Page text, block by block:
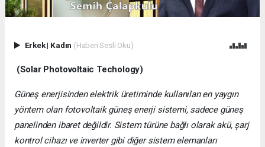
Erkek| Kadın (Haberi Sesli Oku)
(Solar Photovoltaic Techology)
Güneş enerjisinden elektrik üretiminde kullanılan en yaygın
yöntem olan fotovoltaik güneş enerji sistemi, sadece güneş
panelinden ibaret değildir. Sistem türüne bağlı olarak akü, şarj
kontrol cihazı ve inverter gibi diğer sistem elemanları